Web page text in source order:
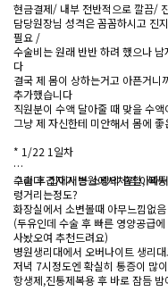
현금결제/ 내부 전반적으로 깔끔/
담당원장님 성격은 꼼꼼하시고 진
필요 /
수술비는 원래 반반 하려 했으나 남자친구가
다
결국 제 몸이 상하는거고 아픈거니까 남자친구가 내게했구 영양제도 무리
추가했습니다
직원분이 수액 달아줄 때 맞을 수
그냥 제 자신한테 미안해서 몸에
* 1/22 1일차
수술 후 집에서는 소량의 출혈, 복
그러다 갑자기 병원에서처럼 아파
렁거리는정도?
화장실에서 소변볼때 아무느낌없
(두유인데 수술 후 빠른 영양공급에 좋아
사놨오여 추천드려요)
병원생리대에서 오버나이트 생리
저녁 7시정도엔 확실히 통증이 많
항생제,진통제복용 후 바로 잠듬